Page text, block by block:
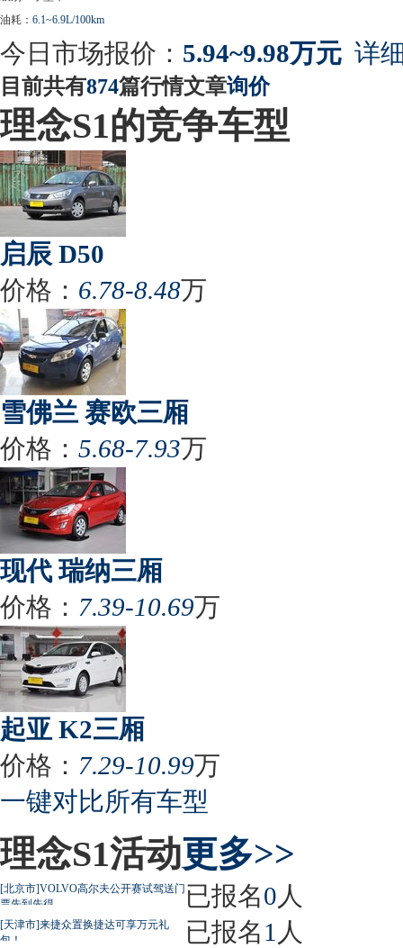
油耗： 6.1~6.9L/100km
今日市场报价： 5.94~9.98万元 详
目前共有874篇行情文章询价
理念S1的竞争车型
启辰 D50
价格： 6.78-8.48万
雪佛兰 赛欧三厢
价格： 5.68-7.93万
现代 瑞纳三厢
价格： 7.39-10.69万
起亚 K2三厢
价格： 7.29-10.99万
一键对比所有车型
理念S1活动更多>>
[北京市]VOLVO高尔夫公开赛试驾送门
票先到先得
已报名0 人
[天津市]来捷众置换捷达可享万元礼
包！
已报名1 人